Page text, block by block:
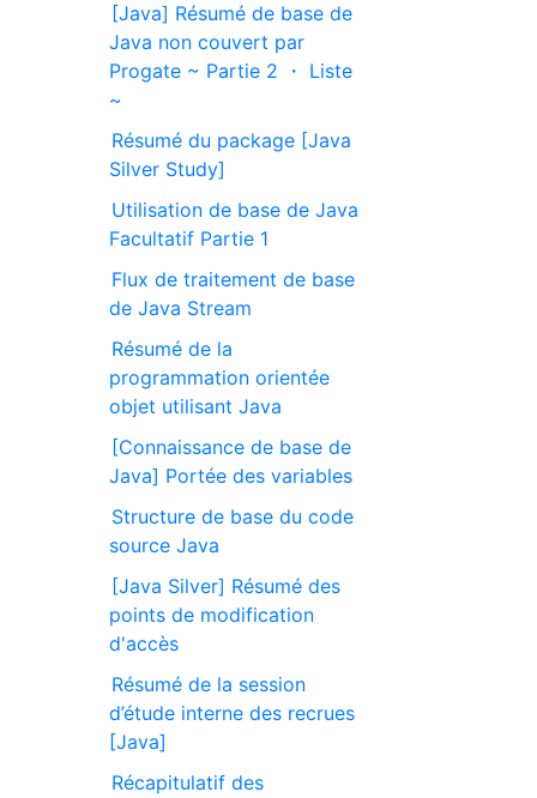
[Java] Résumé de base de
Java non couvert par
Progate ~ Partie 2 ・ Liste
~
Résumé du package [Java
Silver Study]
Utilisation de base de Java
Facultatif Partie 1
Flux de traitement de base
de Java Stream
Résumé de la
programmation orientée
objet utilisant Java
[Connaissance de base de
Java] Portée des variables
Structure de base du code
source Java
[Java Silver] Résumé des
points de modification
d'accès
Résumé de la session
d’étude interne des recrues
[Java]
Récapitulatif des